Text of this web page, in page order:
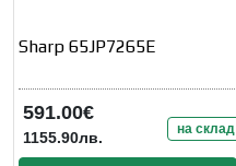
Sharp 65JP7265E
591.00€
1155.90лв. на склад